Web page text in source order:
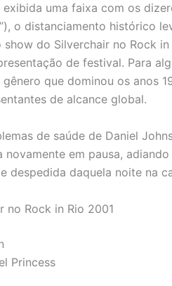
uma faixa com os
o distanciamento histórico
do Silverchair no Rock
de festival. Para
gênero que dominou os anos
de alcance global.
de saúde de Daniel
novamente em pausa,
despedida daquela noite na
Rock in Rio 2001
Princess